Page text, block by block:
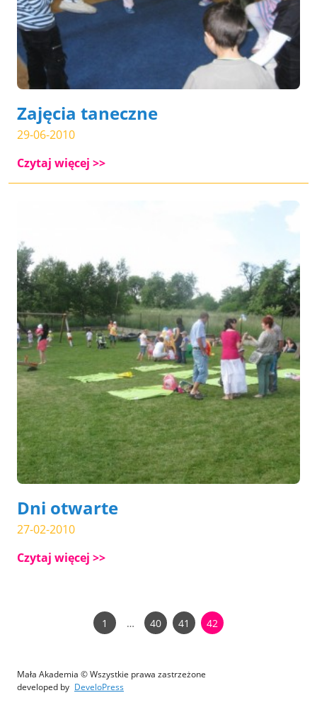
Zajęcia taneczne
29-06-2010
Czytaj więcej
Dni otwarte
27-02-2010
Czytaj więcej
1 … 40 41 42
Mała Akademia © Wszystkie prawa zastrzeżone
developed by DeveloPress